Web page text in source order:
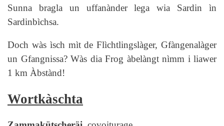
Sunna bragla un uffanànder lega wia Sardin ìn
Sardinbìchsa.
Doch wàs ìsch mìt de Flìchtlingslàger, Gfàngenalàger
un Gfangnissa? Wàs dia Frog àbelàngt nìmm i liawer
1 km Àbstànd!
Wortkàschta